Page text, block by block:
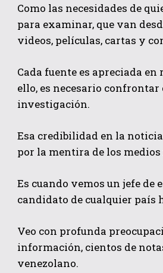
He leído y acepto
Como las necesidades de
para examinar, que van
videos, películas, cartas y
Cada fuente es apreciada
ello, es necesario
investigación.
Esa credibilidad en la
por la mentira de los
Es cuando vemos un jefe
candidato de cualquier país
Veo con profunda
información, cientos de
venezolano.